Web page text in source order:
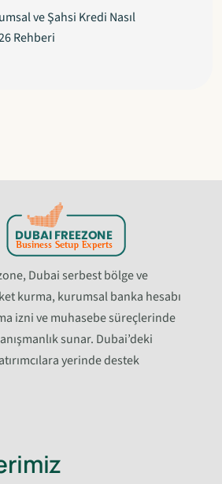
ve Şahsi Kredi Nasıl
Rehberi
Dubai serbest bölge ve
kurma, kurumsal banka hesabı
izni ve muhasebe süreçlerinde
sunar. Dubai’deki
yerinde destek